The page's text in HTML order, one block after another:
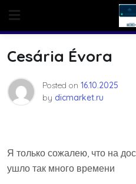
content
Cesária Évora
Posted on 16.10.2025
by dicmarket.ru
Я только сожалею, что на
ушло так много времени